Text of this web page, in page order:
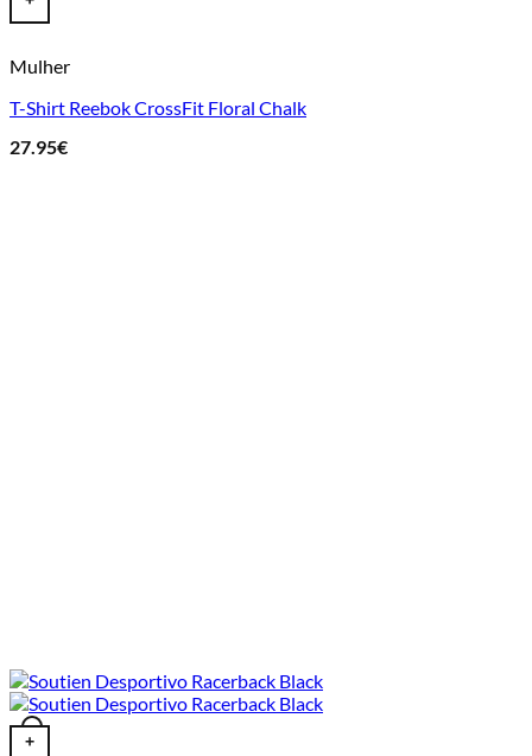
Mulher
T-Shirt Reebok CrossFit Floral Chalk
27.95€
+
This product has multiple variants. The options may be chosen